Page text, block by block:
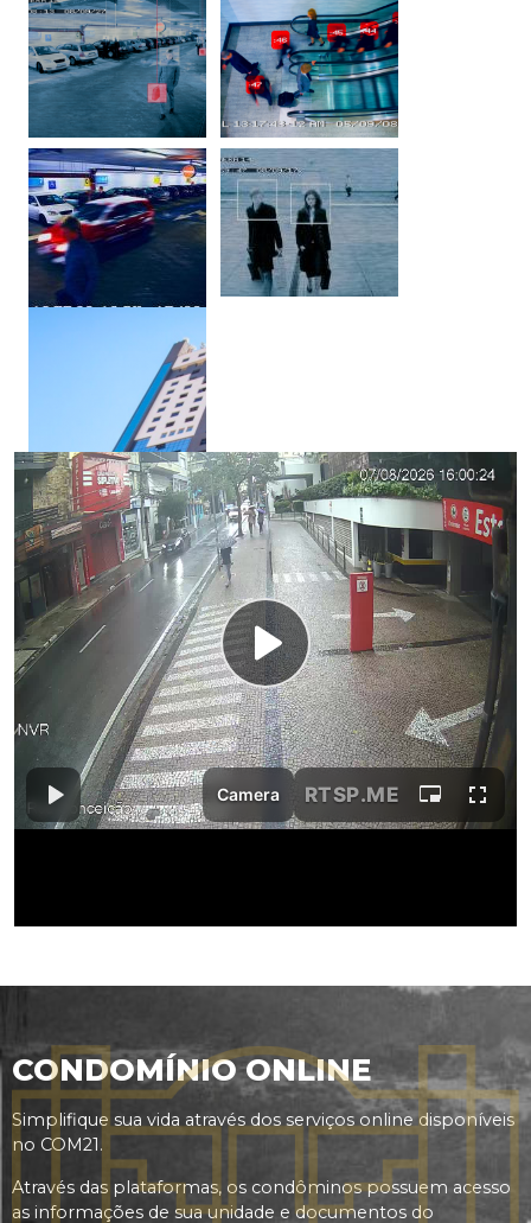
CONDOMÍNIO ONLINE
Simplifique sua vida através dos serviços online disponíveis
no COM21.
Através das plataformas, os condôminos possuem acesso
as informações de sua unidade e documentos do